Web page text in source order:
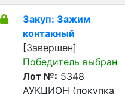
Закуп: Зажим
контакный
[Завершен]
Победитель выбран
Лот №: 5348
АУКЦИОН (покупка